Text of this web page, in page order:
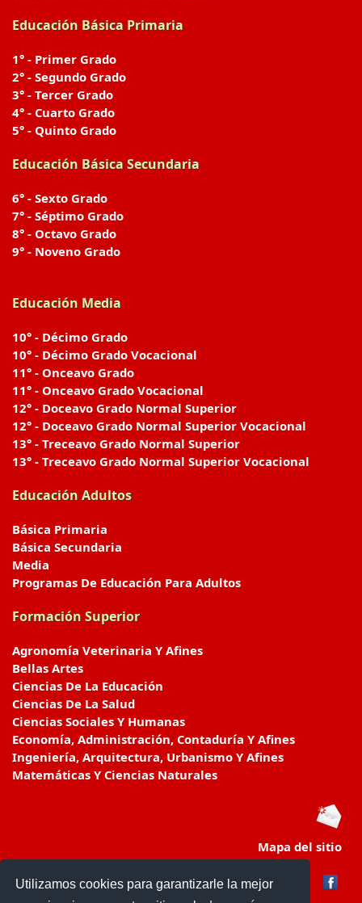
Utilizamos cookies para garantizarle la mejor
Educación Básica Primaria
1° - Primer Grado
2° - Segundo Grado
3° - Tercer Grado
4° - Cuarto Grado
5° - Quinto Grado
Educación Básica Secundaria
6° - Sexto Grado
7° - Séptimo Grado
8° - Octavo Grado
9° - Noveno Grado
Educación Media
10° - Décimo Grado
10° - Décimo Grado Vocacional
11° - Onceavo Grado
11° - Onceavo Grado Vocacional
12° - Doceavo Grado Normal Superior
12° - Doceavo Grado Normal Superior Vocacional
13° - Treceavo Grado Normal Superior
13° - Treceavo Grado Normal Superior Vocacional
Educación Adultos
Básica Primaria
Básica Secundaria
Media
Programas De Educación Para Adultos
Formación Superior
Agronomía Veterinaria Y Afines
Bellas Artes
Ciencias De La Educación
Ciencias De La Salud
Ciencias Sociales Y Humanas
Economía, Administración, Contaduría Y Afines
Ingeniería, Arquitectura, Urbanismo Y Afines
Matemáticas Y Ciencias Naturales
Mapa del sitio